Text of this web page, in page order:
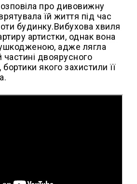
про дивовижну
їй життя під час
будинку.Вибухова хвиля
артистки, однак вона
адже лягла
частині двоярусного
бортики якого захистили її